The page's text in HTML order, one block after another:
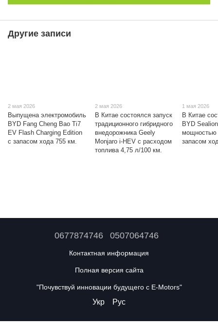
Другие записи
2 мая 2026
Выпущена электромобиль
BYD Fang Cheng Bao Ti7
EV Flash Charging Edition
с запасом хода 755 км.
2 мая 2026
В Китае состоялся запуск
традиционного гибридного
внедорожника Geely
Monjaro i-HEV с расходом
топлива 4,75 л/100 км.
1 мая 2026
В Китае
BYD
мощностью
запасом
0677874746 0507064746
Контактная информация
Полная версия сайта
"Почувствуй инновации будущего с E-Motors"
Укр Рус